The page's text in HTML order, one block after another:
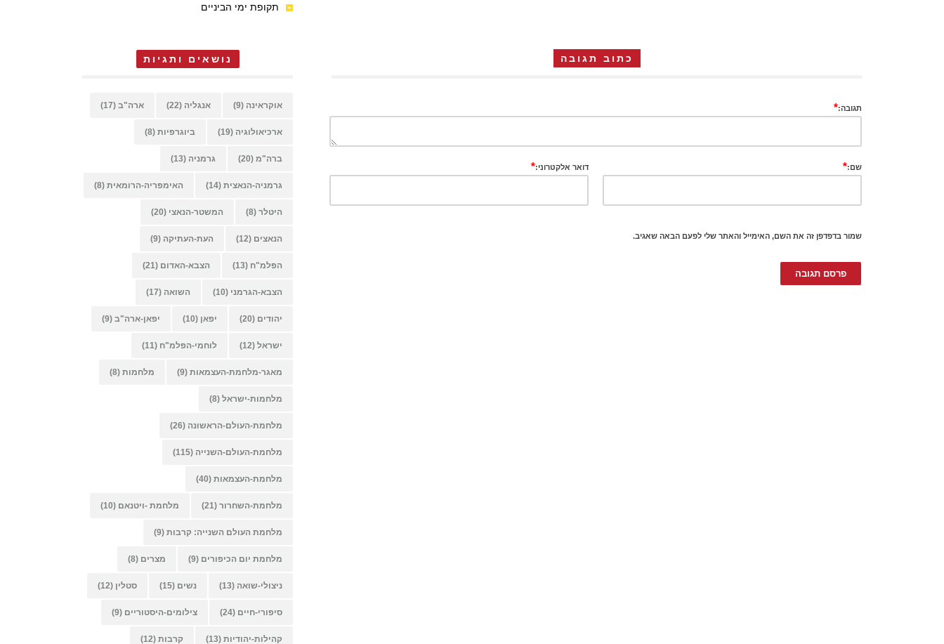
כתוב תגובה
תגובה:*
שם:* דואר אלקטרוני:*
שמור בדפדפן זה את השם, האימייל והאתר שלי לפעם הבאה שאגיב.
תקופת ימי הביניים
נושאים ותגיות
אוקראינה (9) אנגליה (22) ארה"ב (17)
ארכיאולוגיה (19) ביוגרפיות (8)
ברה"מ (20) גרמניה (13)
גרמניה-הנאצית (14) האימפריה-הרומאית (8)
היטלר (8) המשטר-הנאצי (20)
הנאצים (12) העת-העתיקה (9)
הפלמ"ח (13) הצבא-האדום (21)
הצבא-הגרמני (10) השואה (17)
יהודים (20) יפאן (10) יפאן-ארה"ב (9)
ישראל (12) לוחמי-הפלמ"ח (11)
מאגר-מלחמת-העצמאות (9) מלחמות (8)
מלחמות-ישראל (8)
מלחמת-העולם-הראשונה (26)
מלחמת-העולם-השנייה (115)
מלחמת-העצמאות (40)
מלחמת-השחרור (21) מלחמת -ויטנאם (10)
מלחמת העולם השנייה: קרבות (9)
מלחמת יום הכיפורים (9) מצרים (8)
ניצולי-שואה (13) נשים (15) סטלין (12)
סיפורי-חיים (24) צילומים-היסטוריים (9)
קהילות-יהודיות (13) קרבות (12)